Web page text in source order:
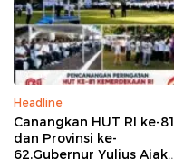
Headline
Canangkan HUT RI ke-81
dan Provinsi ke-
62,Gubernur Yulius Ajak